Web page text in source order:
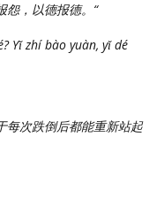
怨，以德报德。“
Yǐ zhí bào yuàn, yǐ dé
每次跌倒后都能重新站起